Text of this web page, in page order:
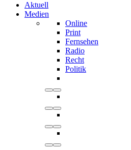
Aktuell
Medien
Online
Print
Fernsehen
Radio
Recht
Politik